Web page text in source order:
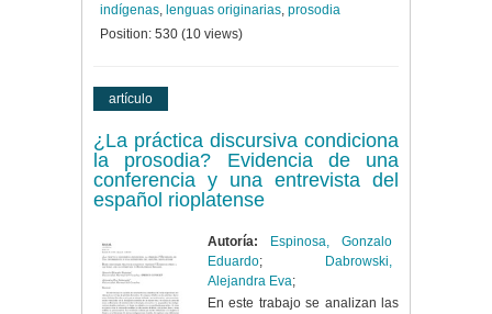
indígenas, lenguas originarias, prosodia
Position: 530 (10 views)
artículo
¿La práctica discursiva condiciona
la prosodia? Evidencia de una
conferencia y una entrevista del
español rioplatense
Autoría:
Espinosa, Gonzalo
Eduardo;
Dabrowski,
Alejandra Eva;
En este trabajo se analizan las